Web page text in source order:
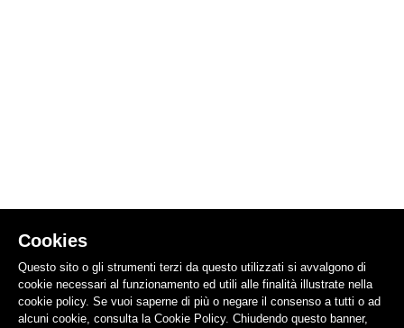
Cookies
Questo sito o gli strumenti terzi da questo utilizzati si avvalgono di
cookie necessari al funzionamento ed utili alle finalità illustrate nella
cookie policy. Se vuoi saperne di più o negare il consenso a tutti o ad
alcuni cookie, consulta la Cookie Policy. Chiudendo questo banner,